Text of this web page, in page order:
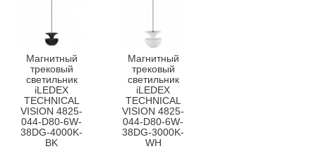
Магнитный
трековый
светильник
iLEDEX
TECHNICAL
VISION 4825-
044-D80-6W-
38DG-4000K-
BK
Магнитный
трековый
светильник
iLEDEX
TECHNICAL
VISION 4825-
044-D80-6W-
38DG-3000K-
WH